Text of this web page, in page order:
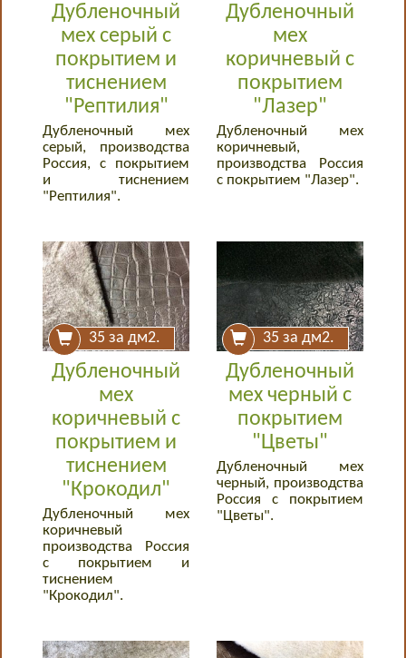
Дубленочный
мех серый с
покрытием и
тиснением
"Рептилия"
Дубленочный мех
серый, производства
Россия, с покрытием
и тиснением
"Рептилия".
Дубленочный
мех
коричневый с
покрытием
"Лазер"
Дубленочный мех
коричневый,
производства Россия
с покрытием "Лазер".
35 за дм2.
Дубленочный
мех
коричневый с
покрытием и
тиснением
"Крокодил"
Дубленочный мех
коричневый
производства Россия
с покрытием и
тиснением
"Крокодил".
35 за дм2.
Дубленочный
мех черный с
покрытием
"Цветы"
Дубленочный мех
черный, производства
Россия с покрытием
"Цветы".